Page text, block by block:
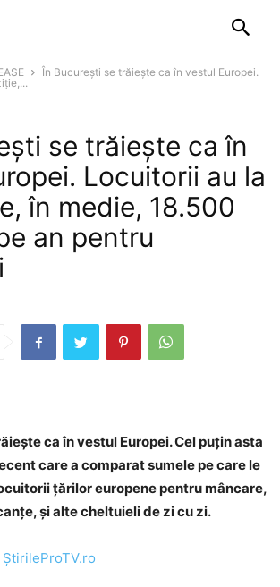
În București se trăiește ca în vestul Europei.
se trăiește ca în
Locuitorii au la
în medie, 18.500
an pentru
ca în vestul Europei. Cel puțin asta
care a comparat sumele pe care le
țărilor europene pentru mâncare,
și alte cheltuieli de zi cu zi.
ȘtirileProTV.ro